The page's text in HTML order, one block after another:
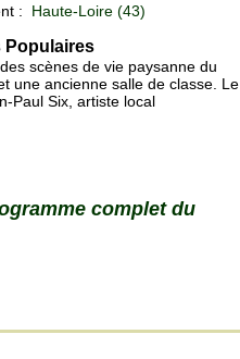
: Haute-Loire (43)
Populaires
scènes de vie paysanne du
une ancienne salle de classe. Le
Paul Six, artiste local
complet du